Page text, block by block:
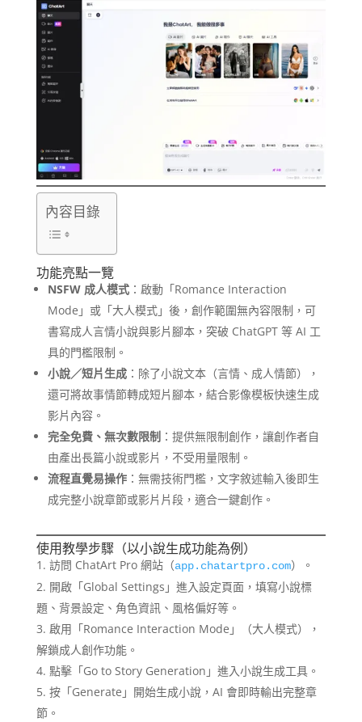
內容目錄
功能亮點一覽
NSFW 成人模式：啟動「Romance Interaction
Mode」或「大人模式」後，創作範圍無內容限制，可
書寫成人言情小說與影片腳本，突破 ChatGPT 等 AI 工
具的門檻限制。
小說／短片生成：除了小說文本（言情、成人情節），
還可將故事情節轉成短片腳本，結合影像模板快速生成
影片內容。
完全免費、無次數限制 ：提供無限制創作，讓創作者自
由產出長篇小說或影片，不受用量限制。
流程直覺易操作：無需技術門檻，文字敘述輸入後即生
成完整小說章節或影片片段，適合一鍵創作。
使用教學步驟（以小說生成功能為例）
訪問 ChatArt Pro 網站（app.chatartpro.com）。
開啟「Global Settings」進入設定頁面，填寫小說標
題、背景設定、角色資訊、風格偏好等。
啟用「Romance Interaction Mode」（大人模式），
解鎖成人創作功能。
點擊「Go to Story Generation」進入小說生成工具。
按「Generate」開始生成小說，AI 會即時輸出完整章
節。